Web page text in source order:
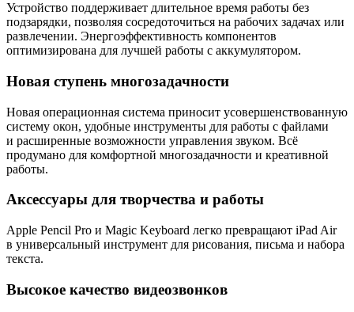
Устройство поддерживает длительное время работы без
подзарядки, позволяя сосредоточиться на рабочих задачах или
развлечении. Энергоэффективность компонентов
оптимизирована для лучшей работы с аккумулятором.
Новая ступень многозадачности
Новая операционная система приносит усовершенствованную
систему окон, удобные инструменты для работы с файлами
и расширенные возможности управления звуком. Всё
продумано для комфортной многозадачности и креативной
работы.
Аксессуары для творчества и работы
Apple Pencil Pro и Magic Keyboard легко превращают iPad Air
в универсальный инструмент для рисования, письма и набора
текста.
Высокое качество видеозвонков